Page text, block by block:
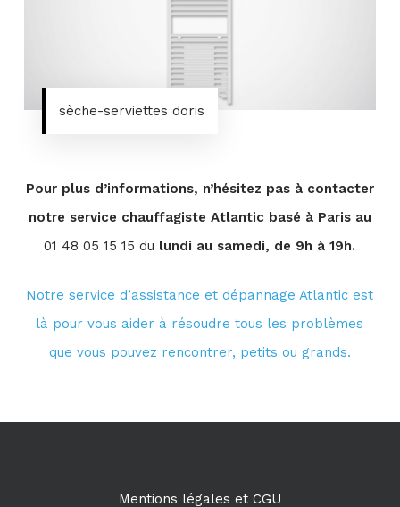
sèche-serviettes doris
Pour plus d’informations, n’hésitez pas à contacter
notre service chauffagiste Atlantic basé à Paris au
01 48 05 15 15 du lundi au samedi, de 9h à 19h.
Notre service d’assistance et dépannage Atlantic est
là pour vous aider à résoudre tous les problèmes
que vous pouvez rencontrer, petits ou grands.
Mentions légales et CGU